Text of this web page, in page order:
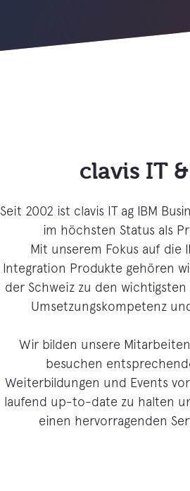
clavis IT
Seit 2002 ist clavis IT ag IBM
im höchsten Status als
Mit unserem Fokus auf die
Integration Produkte gehören
der Schweiz zu den
Umsetzungskompetenz
Wir bilden unsere
besuchen
Weiterbildungen und Events
laufend up-to-date zu halten
einen hervorragenden